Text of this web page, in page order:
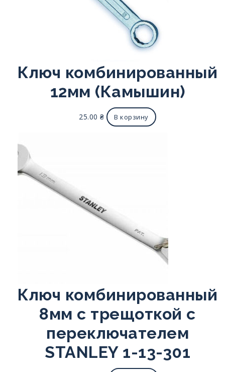
Ключ комбинированный
12мм (Камышин)
25.00₴ В корзину
Ключ комбинированный
8мм с трещоткой с
переключателем
STANLEY 1-13-301